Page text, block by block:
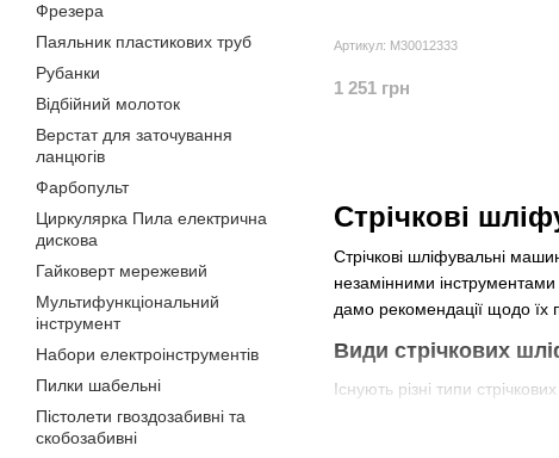
Стрічкові
Стрічкові шліфувальні
незамінними
дамо рекомендації щодо їх
Види стрічкових
Існують різні типи
Артикул: M30012333
1 251 грн
Фрезера
Паяльник пластикових труб
Рубанки
Відбійний молоток
Верстат для заточування
ланцюгів
Фарбопульт
Циркулярка Пила електрична
дискова
Гайковерт мережевий
Мультифункціональний
інструмент
Набори електроінструментів
Пилки шабельні
Пістолети гвоздозабивні та
скобозабивні